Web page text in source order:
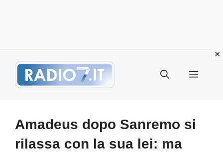
Menu
Amadeus dopo Sanremo si
rilassa con la sua lei: ma